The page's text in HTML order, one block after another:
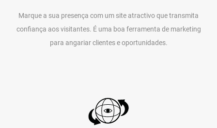
Marque a sua presença com um site atractivo que transmita
confiança aos visitantes. É uma boa ferramenta de marketing
para angariar clientes e oportunidades.